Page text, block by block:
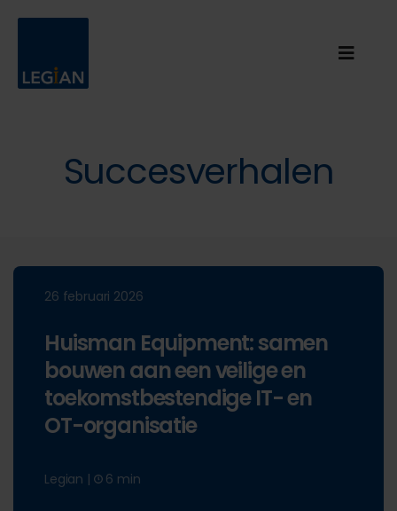
Succesverhalen
26 februari 2026
Huisman Equipment: samen
bouwen aan een veilige en
toekomstbestendige IT- en
OT-organisatie
Legian | 6 min